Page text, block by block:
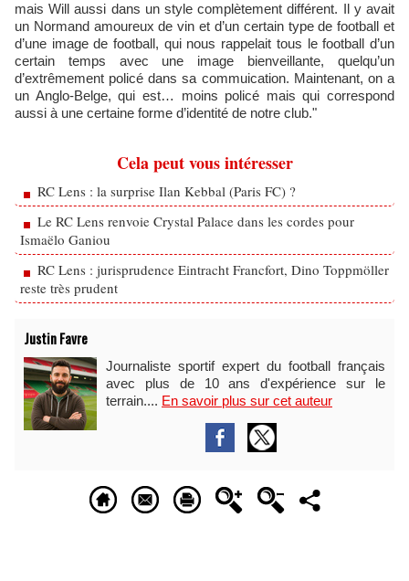
mais Will aussi dans un style complètement différent. Il y avait
un Normand amoureux de vin et d’un certain type de football et
d’une image de football, qui nous rappelait tous le football d’un
certain temps avec une image bienveillante, quelqu’un
d’extrêmement policé dans sa commuication. Maintenant, on a
un Anglo-Belge, qui est… moins policé mais qui correspond
aussi à une certaine forme d’identité de notre club."
Cela peut vous intéresser
RC Lens : la surprise Ilan Kebbal (Paris FC) ?
Le RC Lens renvoie Crystal Palace dans les cordes pour
Ismaëlo Ganiou
RC Lens : jurisprudence Eintracht Francfort, Dino Toppmöller
reste très prudent
Justin Favre
Journaliste sportif expert du football français
avec plus de 10 ans d'expérience sur le
terrain.... En savoir plus sur cet auteur